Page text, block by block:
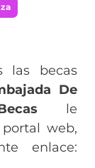
las becas
De
le
web,
enlace: